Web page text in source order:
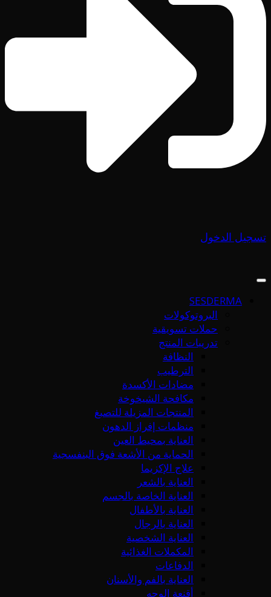
تسجيل الدخول
SESDERMA
البروتوكولات
حملات تسويقية
تدريبات المنتج
النظافة
الترطيب
مضادات الأكسدة
مكافحة الشيخوخة
المنتجات المزيلة للتصبغ
منظمات إفراز الدهون
العناية بمحيط العين
الحماية من الأشعة فوق البنفسجية
علاج الإكزيما
العناية بالشعر
العناية الخاصة بالجسم
العناية بالأطفال
العناية بالرجال
العناية الشخصية
المكملات الغذائية
الدفاعات
العناية بالفم والأسنان
أقنعة الوجه